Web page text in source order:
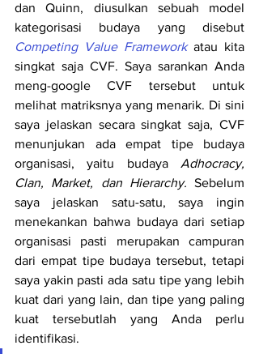
dan Quinn, diusulkan sebuah model
Competing Value Framework atau kita
singkat saja CVF. Saya sarankan Anda
meng-google CVF tersebut untuk
melihat matriksnya yang menarik. Di sini
saya jelaskan secara singkat saja, CVF
menunjukan ada empat tipe budaya
organisasi, yaitu budaya Adhocracy,
Clan, Market, dan Hierarchy. Sebelum
saya jelaskan satu-satu, saya ingin
menekankan bahwa budaya dari setiap
organisasi pasti merupakan campuran
dari empat tipe budaya tersebut, tetapi
saya yakin pasti ada satu tipe yang lebih
kuat dari yang lain, dan tipe yang paling
kuat tersebutlah yang Anda perlu
identifikasi.